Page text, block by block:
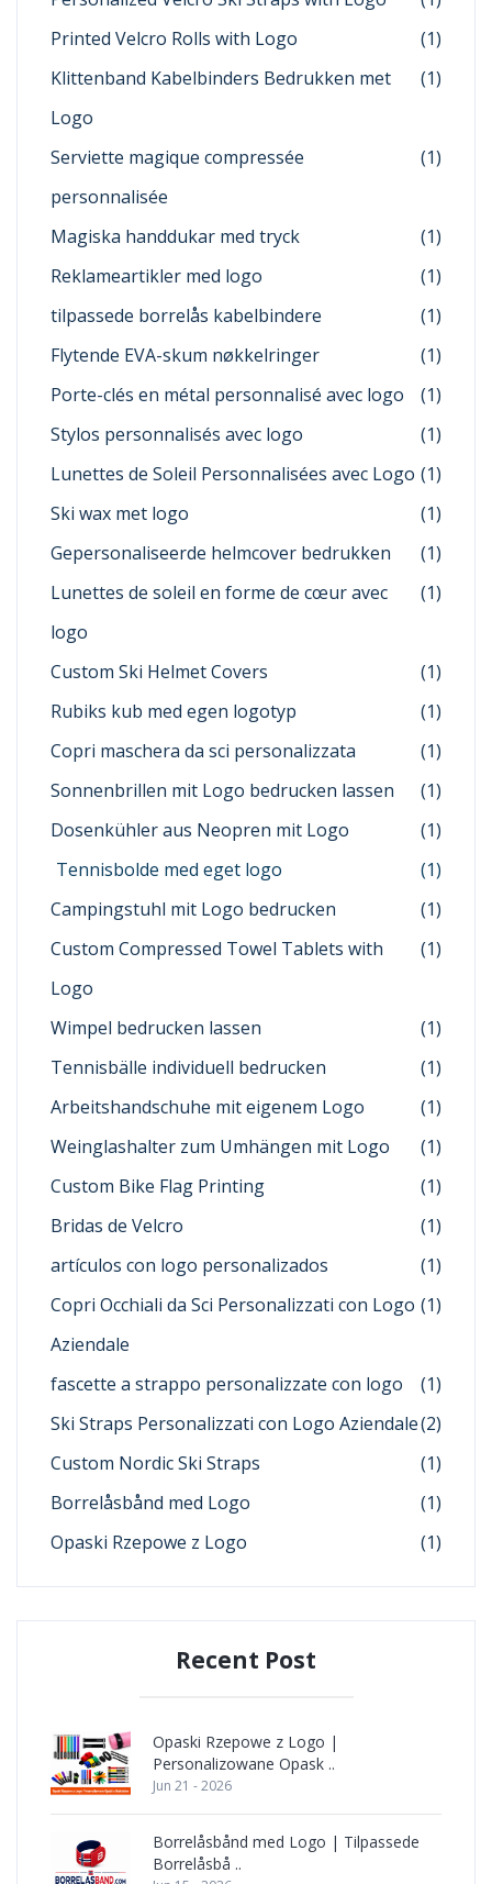
Printed Velcro Rolls with Logo
(1)
Klittenband Kabelbinders Bedrukken met
Logo
(1)
Serviette magique compressée
personnalisée
(1)
Magiska handdukar med tryck
(1)
Reklameartikler med logo
(1)
tilpassede borrelås kabelbindere
(1)
Flytende EVA-skum nøkkelringer
(1)
Porte-clés en métal personnalisé avec logo
(1)
Stylos personnalisés avec logo
(1)
Lunettes de Soleil Personnalisées avec Logo (1)
Ski wax met logo
(1)
Gepersonaliseerde helmcover bedrukken
(1)
Lunettes de soleil en forme de cœur avec
logo
(1)
Custom Ski Helmet Covers
(1)
Rubiks kub med egen logotyp
(1)
Copri maschera da sci personalizzata
(1)
Sonnenbrillen mit Logo bedrucken lassen
(1)
Dosenkühler aus Neopren mit Logo
(1)
Tennisbolde med eget logo
(1)
Campingstuhl mit Logo bedrucken
(1)
Custom Compressed Towel Tablets with
Logo
(1)
Wimpel bedrucken lassen
(1)
Tennisbälle individuell bedrucken
(1)
Arbeitshandschuhe mit eigenem Logo
(1)
Weinglashalter zum Umhängen mit Logo
(1)
Custom Bike Flag Printing
(1)
Bridas de Velcro
(1)
artículos con logo personalizados
(1)
Copri Occhiali da Sci Personalizzati con Logo
Aziendale
(1)
fascette a strappo personalizzate con logo
(1)
Ski Straps Personalizzati con Logo Aziendale(2)
Custom Nordic Ski Straps
(1)
Borrelåsbånd med Logo
(1)
Opaski Rzepowe z Logo
(1)
Recent Post
Opaski Rzepowe z Logo |
Personalizowane Opask ..
Jun 21 - 2026
Borrelåsbånd med Logo | Tilpassede
Borrelåsbå ..